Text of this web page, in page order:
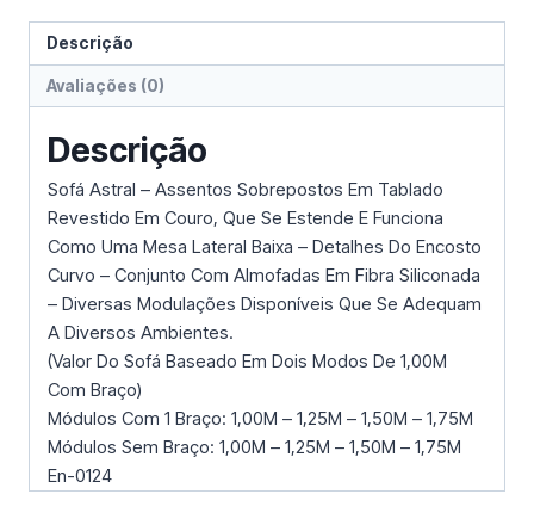
Descrição
Avaliações (0)
Descrição
Sofá Astral – Assentos Sobrepostos Em Tablado
Revestido Em Couro, Que Se Estende E Funciona
Como Uma Mesa Lateral Baixa – Detalhes Do Encosto
Curvo – Conjunto Com Almofadas Em Fibra Siliconada
– Diversas Modulações Disponíveis Que Se Adequam
A Diversos Ambientes.
(Valor Do Sofá Baseado Em Dois Modos De 1,00M
Com Braço)
Módulos Com 1 Braço: 1,00M – 1,25M – 1,50M – 1,75M
Módulos Sem Braço: 1,00M – 1,25M – 1,50M – 1,75M
En-0124